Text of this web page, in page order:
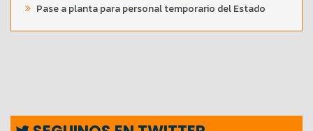
Pase a planta para personal temporario del Estado